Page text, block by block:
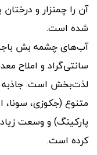
آن را چمنزار و
شده است.
سانتی‌گراد و املاح
لذت‌بخش است. جاذبه
متنوع (جکوزی،
پارکینگ) و وسعت
کرده است.